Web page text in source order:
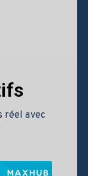
réel avec